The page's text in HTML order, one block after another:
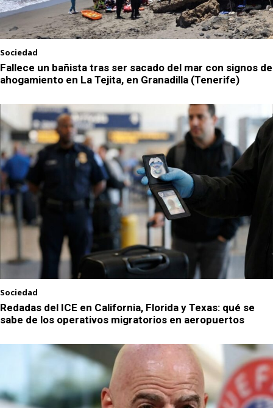
Sociedad
Fallece un bañista tras ser sacado del mar con signos de
ahogamiento en La Tejita, en Granadilla (Tenerife)
Sociedad
Redadas del ICE en California, Florida y Texas: qué se
sabe de los operativos migratorios en aeropuertos